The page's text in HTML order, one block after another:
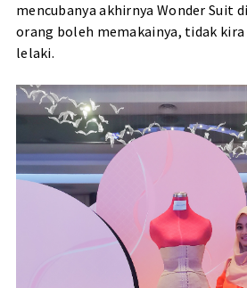
mencubanya akhirnya Wonder Suit
orang boleh memakainya, tidak
lelaki.